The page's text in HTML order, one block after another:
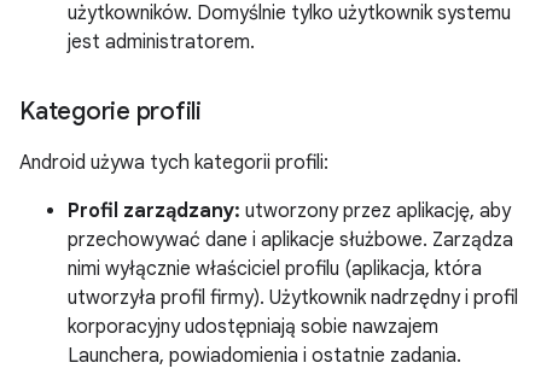
użytkowników. Domyślnie tylko użytkownik systemu
jest administratorem.
Kategorie profili
Android używa tych kategorii profili:
Profil zarządzany: utworzony przez aplikację, aby
przechowywać dane i aplikacje służbowe. Zarządza
nimi wyłącznie właściciel profilu (aplikacja, która
utworzyła profil firmy). Użytkownik nadrzędny i profil
korporacyjny udostępniają sobie nawzajem
Launchera, powiadomienia i ostatnie zadania.